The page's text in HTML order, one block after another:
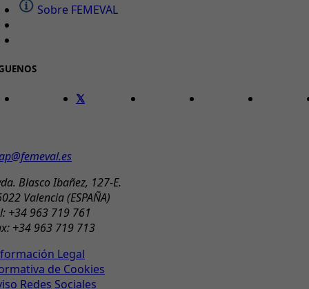
Sobre FEMEVAL
Blasco Ibañez, 127-E.
Valencia (ESPAÑA)
+34 963 719 761
+34 963 719 713
Legal
de Cookies
Redes Sociales